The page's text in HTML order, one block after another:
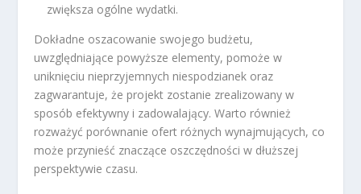
zwiększa ogólne wydatki.
Dokładne oszacowanie swojego budżetu,
uwzględniające powyższe elementy, pomoże w
uniknięciu nieprzyjemnych niespodzianek oraz
zagwarantuje, że projekt zostanie zrealizowany w
sposób efektywny i zadowalający. Warto również
rozważyć porównanie ofert różnych wynajmujących, co
może przynieść znaczące oszczędności w dłuższej
perspektywie czasu.